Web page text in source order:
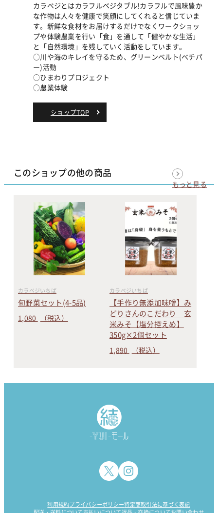
カラベジとはカラフルベジタブル!カラフルで風味豊か
な作物は人々を健康で笑顔にしてくれると信じていま
す。新鮮な食材をお届けするだけでなくワークショッ
プや体験農業を行い「食」を通して「健やかな生活」
と「自然環境」を残していく活動をしています。
○川や海のキレイを守るため、グリーンベルト(ベチパ
ー)活動
○ひまわりプロジェクト
○農業体験
ショップTOP
このショップの他の商品
カラベジいちば
旬野菜セット(4-5品)
1,080 （税込）
カラベジいちば
【手作り無添加味噌】み
どりさんのこだわり 玄
米みそ【塩分控えめ】
350g×2個セット
1,890 （税込）
もっと見る
利用規約プライバシーポリシー特定商取引法に基づく表記